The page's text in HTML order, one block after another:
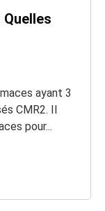
ayant 3
CMR2. Il
pour...